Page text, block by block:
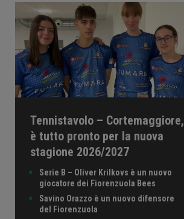
Tennistavolo – Cortemaggiore,
è tutto pronto per la nuova
stagione 2026/2027
Serie B – Oliver Krilkovs è un nuovo
giocatore dei Fiorenzuola Bees
Savino Orazzo è un nuovo difensore
del Fiorenzuola